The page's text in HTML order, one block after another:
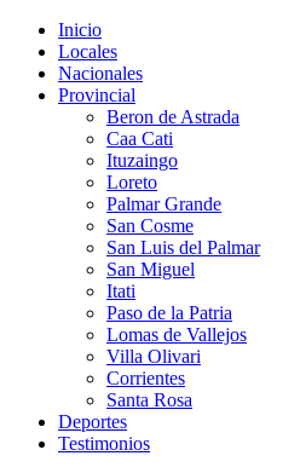
Inicio
Locales
Nacionales
Provincial
Beron de Astrada
Caa Cati
Ituzaingo
Loreto
Palmar Grande
San Cosme
San Luis del Palmar
San Miguel
Itati
Paso de la Patria
Lomas de Vallejos
Villa Olivari
Corrientes
Santa Rosa
Deportes
Testimonios